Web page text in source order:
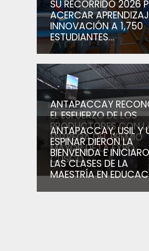
SU RECORRIDO 2026
ACERCAR
INNOVACIÓN A 1,750
ESTUDIANTES...
ANTAPACCAY
EL ESFUERZO DE LOS
PRODUCTORES CON
ENTREGA DEL PREMIO
MAYOR DE LA EXPO
CUSCO...
ANTAPACCAY, USIL Y
ESPINAR DIERON LA
BIENVENIDA E
LAS CLASES DE LA
MAESTRÍA EN